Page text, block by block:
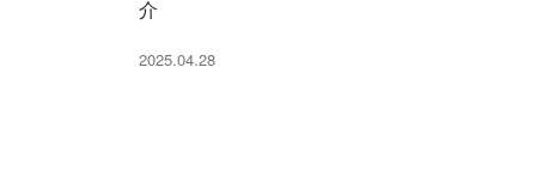
介
2025.04.28